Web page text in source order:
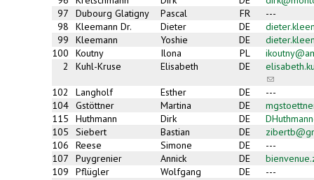
97
Dubourg Glatigny Pascal FR
---
98
Kleemann Dr. Dieter DE
99
Kleemann Yoshie DE
100
Koutny Ilona PL
2
Kuhl-Kruse Elisabeth DE
(link
sends
e-
mail)
102 Langholf Esther DE
---
104 Gstöttner Martina DE
115
Huthmann Dirk DE
105
Siebert Bastian DE
106
Reese Simone DE
---
107
Puygrenier Annick DE
109
Pflügler Wolfgang DE
---